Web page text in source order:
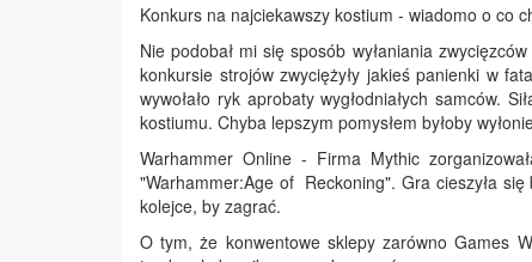
Konkurs na najciekawszy kostium - wiadomo o co
Nie podobał mi się sposób wyłaniania
konkursie strojów zwyciężyły jakieś panienki w
wywołało ryk aprobaty wygłodniałych samców.
kostiumu. Chyba lepszym pomysłem byłoby
Warhammer Online - Firma Mythic
"Warhammer:Age of Reckoning". Gra cieszyła
kolejce, by zagrać.
O tym, że konwentowe sklepy zarówno Games